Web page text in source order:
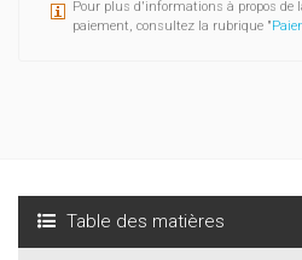
Pour plus d'informations à propos de
paiement, consultez la rubrique "
Table des matières